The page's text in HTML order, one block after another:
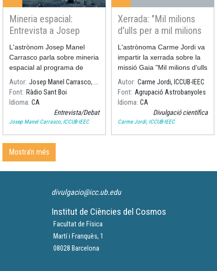
Mineria espacial:
Entrevista a Josep
Manel Carrasco
L'astrònom Josep Manel
Carrasco parla sobre mineria
espacial al programa de
Ràdio Sant Boi La República
Santboiana.
Autor
Josep Manel Carrasco, ICCUB-IEEC
Font Ràdio Sant Boi
Idioma CA
Entrevista/Debat
Josep Manel Carrasco, ICCUB-IEEC
Xerrada: "Mil milions
d'ulls per a mil milions
d'estrelles"
L'astrònoma Carme Jordi va
impartir la xerrada sobre la
missió Gaia "Mil milions d'ulls
per a mil milions d'estrelles"
a l'Agrupació Astrobanyoles,
el passat mes de gener.
Podeu recuperar-la al canal
de Youtube de l'Agrupació.
Autor Carme Jordi, ICCUB-IEEC
Font Agrupació Astrobanyoles
Idioma CA
Divulgació científica
Carme Jordi, ICCUB-IEEC
Mostra'n més
divulgacio@icc.ub.edu
Institut de Ciències del Cosmos
Facultat de Física
Martí i Franquès, 1
08028 Barcelona